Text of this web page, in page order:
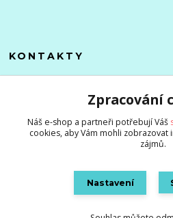
KONTAKTY
+420 705 976 386
info@zlevnenizbozi.cz
Zpracování
Náš e-shop a partneři potřebují Váš
cookies, aby Vám mohli zobrazovat
zájmů.
Nastavení